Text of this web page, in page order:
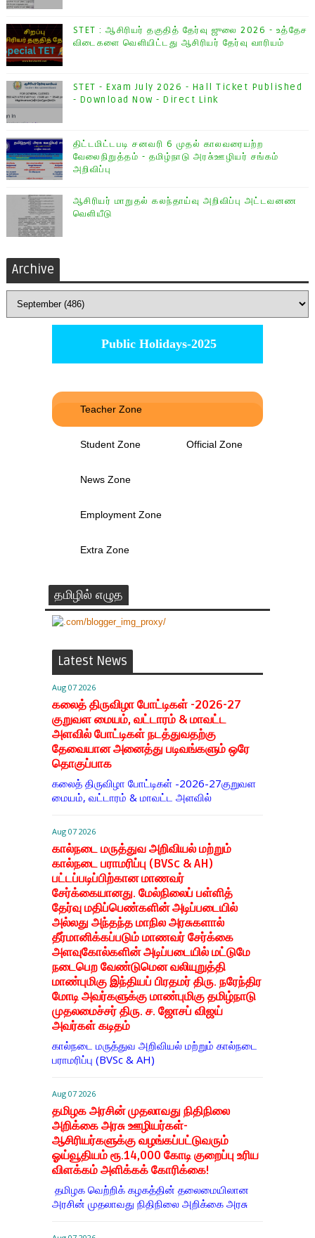
STET : ஆசிரியர் தகுதித் தேர்வு ஜுலை 2026 - உத்தேச
விடைகளை வெளியிட்டது ஆசிரியர் தேர்வு வாரியம்
STET - Exam July 2026 - Hall Ticket Published
- Download Now - Direct Link
திட்டமிட்டபடி சனவரி 6 முதல் காலவரையற்ற
வேலைநிறுத்தம் - தமிழ்நாடு அரசு்ஊழியர் சங்கம்
அறிவிப்பு
ஆசிரியர் மாறுதல் கலந்தாய்வு அறிவிப்பு அட்டவனண
வெளியீடு
Archive
Public Holidays-2025
Teacher Zone
Student Zone Official Zone
News Zone
Employment Zone
Extra Zone
தமிழில் எழுத
Latest News
Aug 07 2026
கலைத் திருவிழா போட்டிகள் -2026-27
குறுவள மையம், வட்டாரம் & மாவட்ட
அளவில் போட்டிகள் நடத்துவதற்கு
தேவையான அனைத்து படிவங்களும் ஒரே
தொகுப்பாக
கலைத் திருவிழா போட்டிகள் -2026-27குறுவள
மையம், வட்டாரம் & மாவட்ட அளவில்
Aug 07 2026
கால்நடை மருத்துவ அறிவியல் மற்றும்
கால்நடை பராமரிப்பு (BVSc & AH)
பட்டப்படிப்பிற்கான மாணவர்
சேர்க்கையானது. மேல்நிலைப் பள்ளித்
தேர்வு மதிப்பெண்களின் அடிப்படையில்
அல்லது அந்தந்த மாநில அரசுகளால்
தீர்மானிக்கப்படும் மாணவர் சேர்க்கை
அளவுகோல்களின் அடிப்படையில் மட்டுமே
நடைபெற வேண்டுமென வலியுறுத்தி
மாண்புமிகு இந்தியப் பிரதமர் திரு. நரேந்திர
மோடி அவர்களுக்கு மாண்புமிகு தமிழ்நாடு
முதலமைச்சர் திரு. ச. ஜோசப் விஜய்
அவர்கள் கடிதம்
கால்நடை மருத்துவ அறிவியல் மற்றும் கால்நடை
பராமரிப்பு (BVSc & AH)
Aug 07 2026
தமிழக அரசின் முதலாவது நிதிநிலை
அறிக்கை அரசு ஊழியர்கள்-
ஆசிரியர்களுக்கு வழங்கப்பட்டுவரும்
ஓய்வூதியம் ரூ.14,000 கோடி குறைப்பு உரிய
விளக்கம் அளிக்கக் கோரிக்கை!
தமிழக வெற்றிக் கழகத்தின் தலைமையிலான
அரசின் முதலாவது நிதிநிலை அறிக்கை அரசு